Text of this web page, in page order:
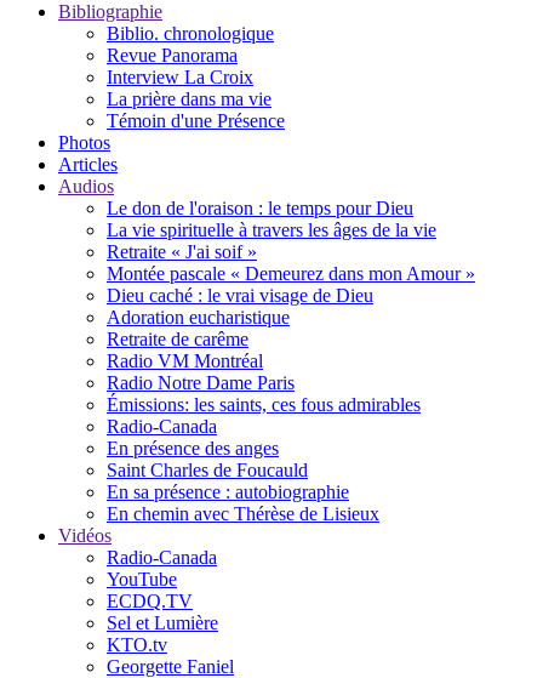
Bibliographie
Biblio. chronologique
Revue Panorama
Interview La Croix
La prière dans ma vie
Témoin d'une Présence
Photos
Articles
Audios
Le don de l'oraison : le temps pour Dieu
La vie spirituelle à travers les âges de la vie
Retraite « J'ai soif »
Montée pascale « Demeurez dans mon Amour »
Dieu caché : le vrai visage de Dieu
Adoration eucharistique
Retraite de carême
Radio VM Montréal
Radio Notre Dame Paris
Émissions: les saints, ces fous admirables
Radio-Canada
En présence des anges
Saint Charles de Foucauld
En sa présence : autobiographie
En chemin avec Thérèse de Lisieux
Vidéos
Radio-Canada
YouTube
ECDQ.TV
Sel et Lumière
KTO.tv
Georgette Faniel